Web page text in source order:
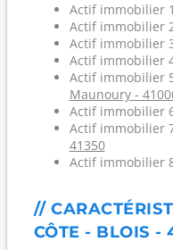
Actif immobilier
Actif immobilier
Actif immobilier
Actif immobilier
Actif immobilier
Maunoury -
Actif immobilier
Actif immobilier
41350
Actif immobilier
//
CÔTE - BLOIS -